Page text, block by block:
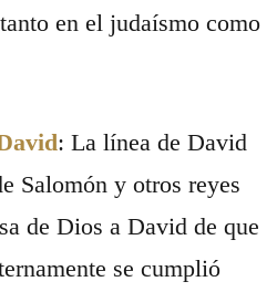
en el judaísmo como
: La línea de David
Salomón y otros reyes
de Dios a David de que
se cumplió